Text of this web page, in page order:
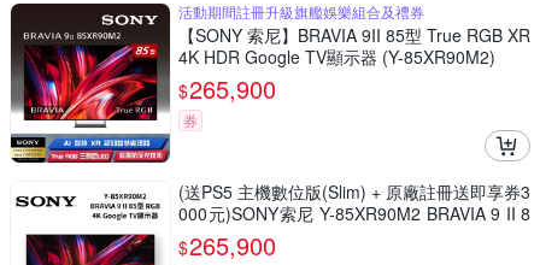
活動期間註冊升級旗艦娛樂組合及禮券
【SONY 索尼】BRAVIA 9II 85型 True RGB XR
4K HDR Google TV顯示器 (Y-85XR90M2)
$265,900
券
(送PS5 主機數位版(Slim) + 原廠註冊送即享券3
000元)SONY索尼 Y-85XR90M2 BRAVIA 9 II 8
5型 True RGB XR 4K HDR Google TV顯示器
$265,900